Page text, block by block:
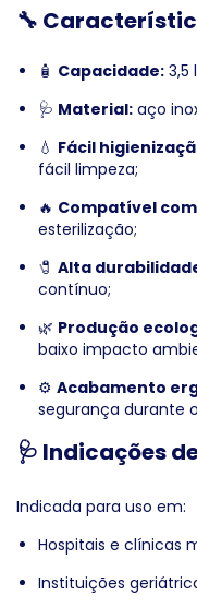
🔧
🧴 Capacidade: 3,5
🩺 Material: aço
💧 Fácil
fácil limpeza;
🔥 Compatível
esterilização;
🧷 Alta
contínuo;
🌿 Produção
baixo impacto
⚙️ Acabamento
segurança durante
🩺 Indicações
Indicada para uso em:
Hospitais e clínicas
Instituições